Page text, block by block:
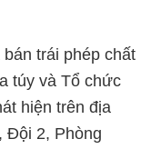
bán trái phép chất
túy và Tổ chức
hiện trên địa
Đội 2, Phòng